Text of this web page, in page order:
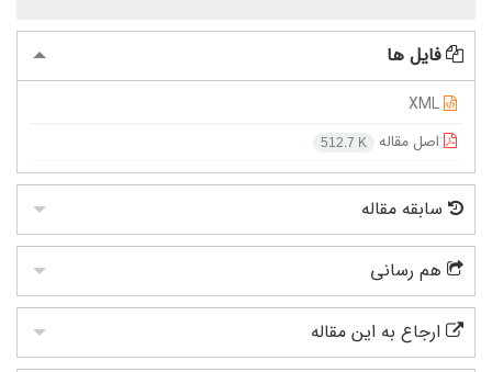
فایل ها
اصل مقاله
512.7 K
سابقه مقاله
هم رسانی
ارجاع به این مقاله